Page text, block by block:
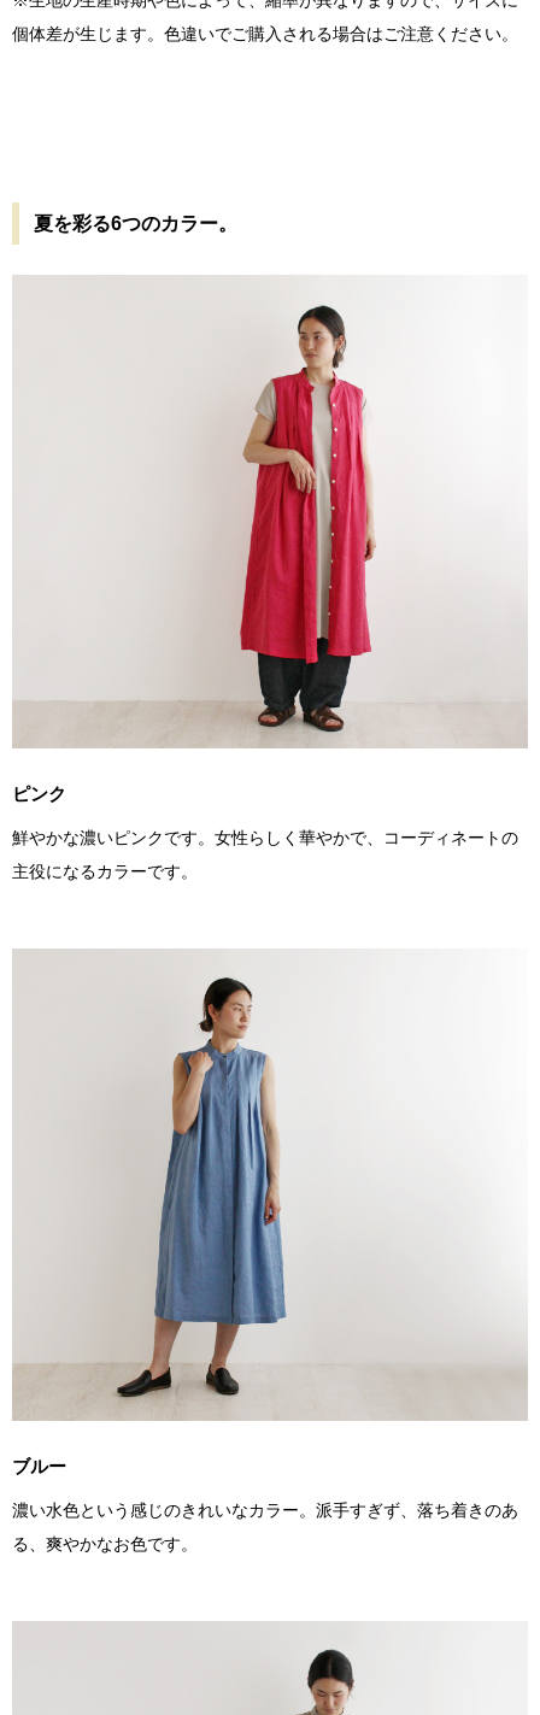
個体差が生じます。色違いでご購入される場合はご注意ください。
夏を彩る6つのカラー。
ピンク
鮮やかな濃いピンクです。女性らしく華やかで、コーディネートの
主役になるカラーです。
ブルー
濃い水色という感じのきれいなカラー。派手すぎず、落ち着きのあ
る、爽やかなお色です。